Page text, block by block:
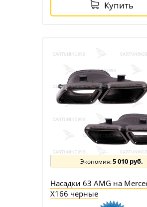
Купить
5 010 руб.
Насадки 63 AMG на
X166 черные